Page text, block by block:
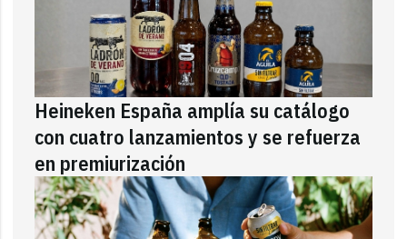
Heineken España amplía su catálogo
con cuatro lanzamientos y se refuerza
en premiurización